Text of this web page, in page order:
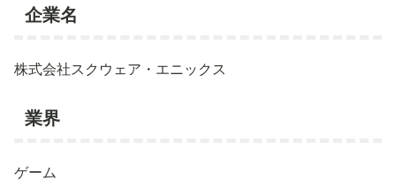
企業名
株式会社スクウェア・エニックス
業界
ゲーム